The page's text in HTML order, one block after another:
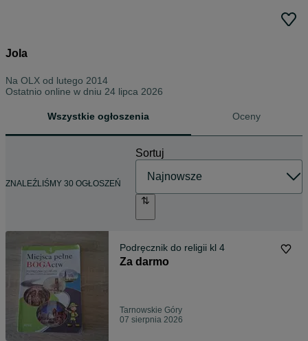
Jola
Na OLX od lutego 2014
Ostatnio online w dniu 24 lipca 2026
Wszystkie ogłoszenia Oceny
ZNALEŹLIŚMY 30 OGŁOSZEŃ
Sortuj
Podręcznik do religii kl 4
Za darmo
Tarnowskie Góry
07 sierpnia 2026